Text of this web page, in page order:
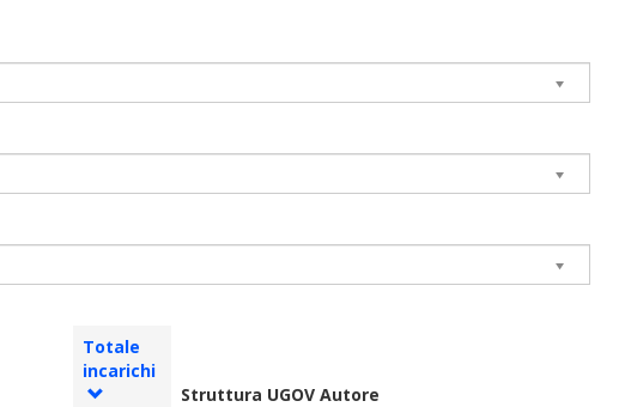
Totale
incarichi
Struttura UGOV Autore